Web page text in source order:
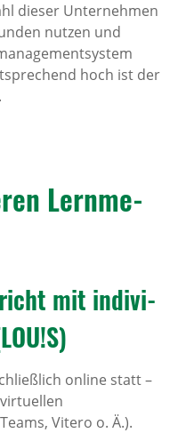
dieser Unternehmen
nutzen und
hoch ist der
Lern­me­
mit indi­vi­
online statt –
Vitero o. Ä.).